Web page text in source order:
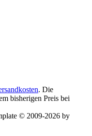
. Die
bisherigen Preis bei
© 2009-2026 by